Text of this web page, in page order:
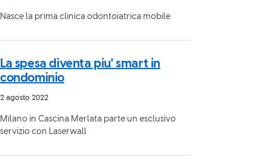
Nasce la prima clinica odontoiatrica mobile
La spesa diventa piu' smart in
condominio
2 agosto 2022
Milano in Cascina Merlata parte un esclusivo
servizio con Laserwall